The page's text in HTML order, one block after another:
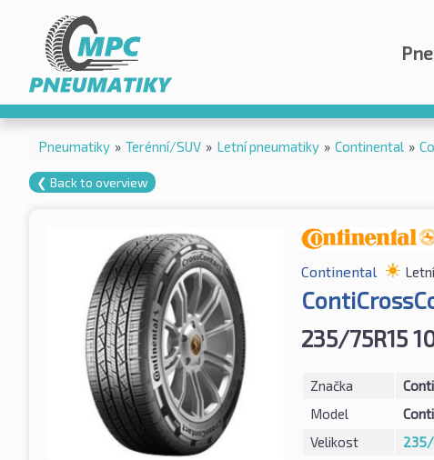
Pneumatiky » Terénní/SUV » Letní pneumatiky » Continental »
❮ Back to overview
Continental
235/75R15
Značka
Model
Velikost